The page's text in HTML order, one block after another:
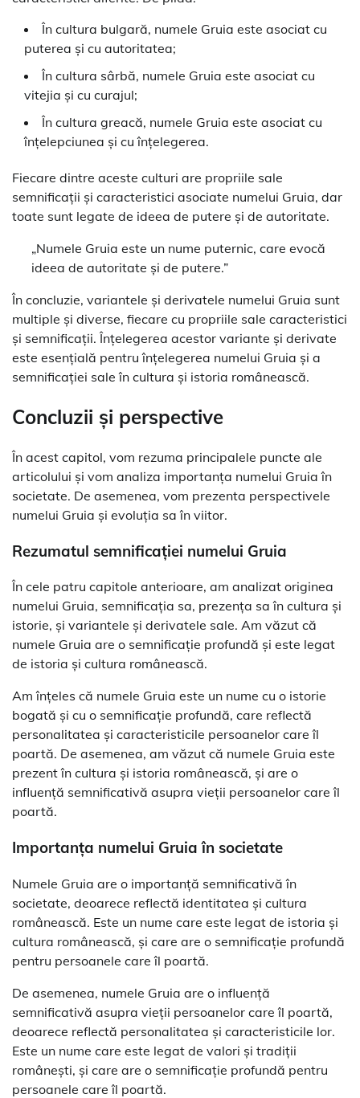
În cultura bulgară, numele Gruia este asociat cu
puterea și cu autoritatea;
În cultura sârbă, numele Gruia este asociat cu
vitejia și cu curajul;
În cultura greacă, numele Gruia este asociat cu
înțelepciunea și cu înțelegerea.
Fiecare dintre aceste culturi are propriile sale
semnificații și caracteristici asociate numelui Gruia, dar
toate sunt legate de ideea de putere și de autoritate.
„Numele Gruia este un nume puternic, care evocă
ideea de autoritate și de putere.”
În concluzie, variantele și derivatele numelui Gruia sunt
multiple și diverse, fiecare cu propriile sale caracteristici
și semnificații. Înțelegerea acestor variante și derivate
este esențială pentru înțelegerea numelui Gruia și a
semnificației sale în cultura și istoria românească.
Concluzii și perspective
În acest capitol, vom rezuma principalele puncte ale
articolului și vom analiza importanța numelui Gruia în
societate. De asemenea, vom prezenta perspectivele
numelui Gruia și evoluția sa în viitor.
Rezumatul semnificației numelui Gruia
În cele patru capitole anterioare, am analizat originea
numelui Gruia, semnificația sa, prezența sa în cultura și
istorie, și variantele și derivatele sale. Am văzut că
numele Gruia are o semnificație profundă și este legat
de istoria și cultura românească.
Am înțeles că numele Gruia este un nume cu o istorie
bogată și cu o semnificație profundă, care reflectă
personalitatea și caracteristicile persoanelor care îl
poartă. De asemenea, am văzut că numele Gruia este
prezent în cultura și istoria românească, și are o
influență semnificativă asupra vieții persoanelor care îl
poartă.
Importanța numelui Gruia în societate
Numele Gruia are o importanță semnificativă în
societate, deoarece reflectă identitatea și cultura
românească. Este un nume care este legat de istoria și
cultura românească, și care are o semnificație profundă
pentru persoanele care îl poartă.
De asemenea, numele Gruia are o influență
semnificativă asupra vieții persoanelor care îl poartă,
deoarece reflectă personalitatea și caracteristicile lor.
Este un nume care este legat de valori și tradiții
românești, și care are o semnificație profundă pentru
persoanele care îl poartă.